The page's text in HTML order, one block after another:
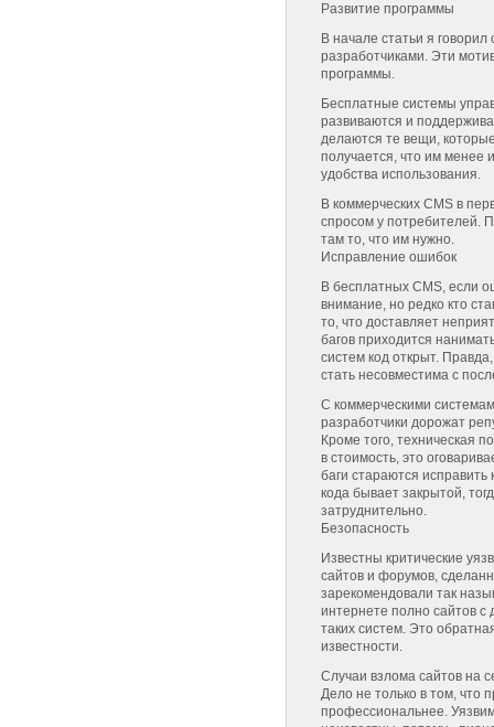
Развитие программы
В начале статьи я
разработчиками. Эти
программы.
Бесплатные системы
развиваются и
делаются те вещи,
получается, что им менее
удобства использования.
В коммерческих CMS в
спросом у потребителей.
там то, что им нужно.
Исправление ошибок
В бесплатных CMS, если
внимание, но редко кто
то, что доставляет
багов приходится
систем код открыт.
стать несовместима с
С коммерческими
разработчики дорожат
Кроме того, техническая
в стоимость, это
баги стараются
кода бывает закрытой,
затруднительно.
Безопасность
Известны критические
сайтов и форумов,
зарекомендовали так
интернете полно сайтов
таких систем. Это
известности.
Случаи взлома сайтов на
Дело не только в том, что
профессиональнее.